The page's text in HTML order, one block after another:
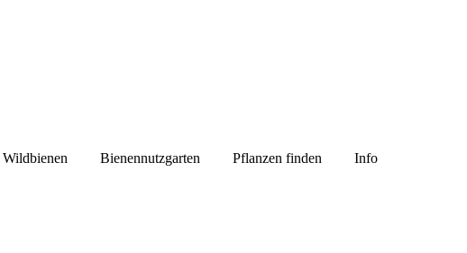
Wildbienen Bienennutzgarten Pflanzen finden Info